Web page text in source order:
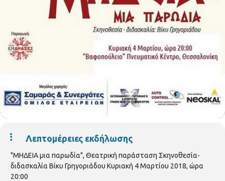
Λεπτομέρειες εκδήλωσης
"ΜΗΔΕΙΑ μια παρωδία", Θεατρική παράσταση Σκηνοθεσία-
διδασκαλία Βίκυ Γρηγοριάδου Κυριακή 4 Μαρτίου 2018, ώρα
20:00